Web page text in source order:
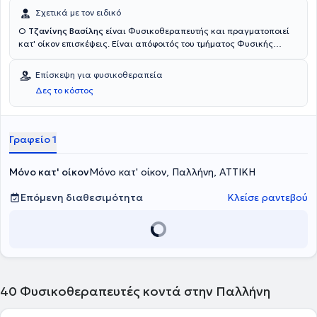
Σχετικά με τον ειδικό
Ο Τζανίνης Βασίλης είναι Φυσικοθεραπευτής και πραγματοποιεί
κατ' οίκον επισκέψεις. Είναι απόφοιτός του τμήματος Φυσικής
Πανεπιστημίου Αθηνών και του τμήματος Φυσικοθεραπείας του
Πανεπιστημίου Δυτικής Αττικής. Διαθέτει αξιόλογη εμπειρία και
είναι μέλος του Πανελλήνιου Συλλόγου Φυσικοθεραπευτών.
Ασχολείται με την αντιμετώπιση μυοσκελετικών παθήσεων,
μετεγχειρητική αποκατάσταση, αναπνευστική φυσικοθεραπεία,
αθλητικές κακώσεις, ημικρανίες.
Επίσκεψη για φυσικοθεραπεία
Δες το κόστος
Γραφείο 1
Μόνο κατ' οίκονΜόνο κατ' οίκον, Παλλήνη, ΑΤΤΙΚΗ
Επόμενη διαθεσιμότητα
Κλείσε ραντεβού
40 Φυσικοθεραπευτές κοντά στην Παλλήνη